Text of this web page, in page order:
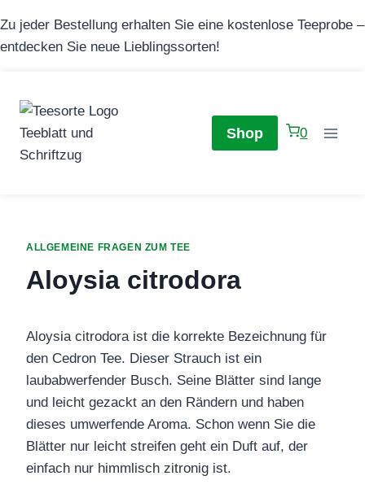
Inhalt
springen
Zu jeder Bestellung erhalten Sie eine kostenlose Teeprobe –
entdecken Sie neue Lieblingssorten!
Shop 0
ALLGEMEINE FRAGEN ZUM TEE
Aloysia citrodora
Aloysia citrodora ist die korrekte Bezeichnung für
den Cedron Tee. Dieser Strauch ist ein
laubabwerfender Busch. Seine Blätter sind lange
und leicht gezackt an den Rändern und haben
dieses umwerfende Aroma. Schon wenn Sie die
Blätter nur leicht streifen geht ein Duft auf, der
einfach nur himmlisch zitronig ist.